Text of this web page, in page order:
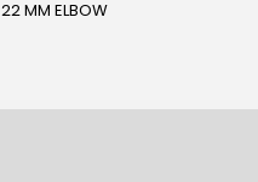
22 MM ELBOW